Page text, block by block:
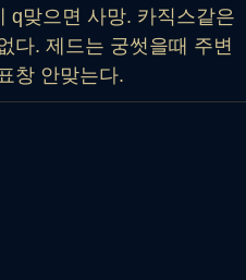
q맞으면 사망. 카직스같은
다. 제드는 궁썻을때 주변
창 안맞는다.